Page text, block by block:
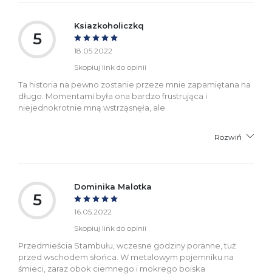
5
Ksiazkoholiczkq
18.05.2022
Skopiuj link do opinii
Ta historia na pewno zostanie przeze mnie zapamiętana na
długo. Momentami była ona bardzo frustrująca i
niejednokrotnie mną wstrząsnęła, ale
Rozwiń
5
Dominika Malotka
16.05.2022
Skopiuj link do opinii
Przedmieścia Stambułu, wczesne godziny poranne, tuż
przed wschodem słońca. W metalowym pojemniku na
śmieci, zaraz obok ciemnego i mokrego boiska